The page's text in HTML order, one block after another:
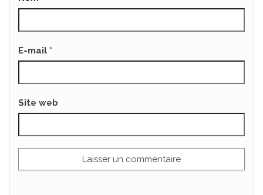
E-mail *
Site web